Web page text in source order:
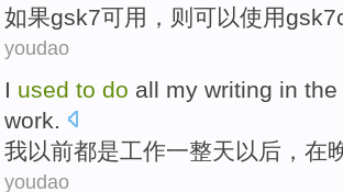
如果gsk7可用 ， 则 可以使用
youdao
I used to do all my writing in the
work
我以前都是工作一整天 以后 ， 在
youdao